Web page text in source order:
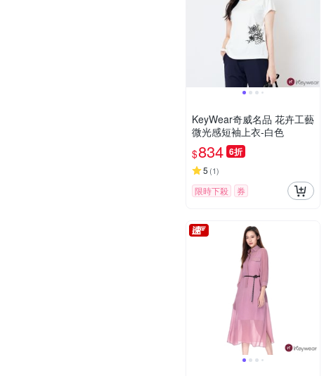
KeyWear奇威名品 花卉工藝
微光感短袖上衣-白色
$834 6折
5 (1)
限時下殺 券